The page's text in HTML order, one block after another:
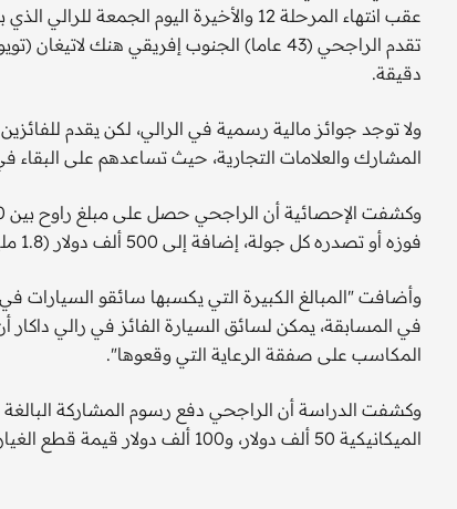
عقب انتهاء المرحلة 12 والأخيرة اليوم
دقيقة.
ولا توجد جوائز مالية رسمية في الرالي، لكن يقدم
المشارك والعلامات التجارية، حيث تساعدهم على البقاء
فوزه أو تصدره كل جولة، إضافة إلى 500 ألف دولار (1.8 مليون ريال) من الراعي.
وأضافت "المبالغ الكبيرة التي يكسبها سائقو السيارات
المكاسب على صفقة الرعاية التي وقعوها".
الميكانيكية 50 ألف دولار، و100 ألف دولار قيمة قطع الغيار.